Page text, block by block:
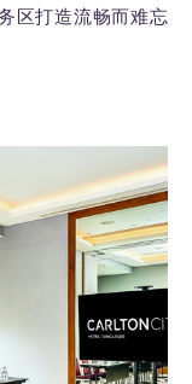
区打造流畅而难忘